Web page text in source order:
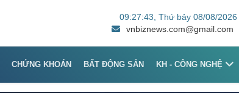
09:27:43 , Thứ bảy 08/08/2026
vnbiznews.com@gmail.com
CHỨNG KHOÁN BẤT ĐỘNG SẢN KH - CÔNG NGHỆ